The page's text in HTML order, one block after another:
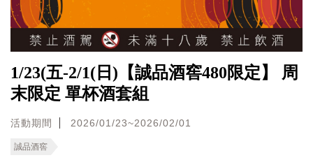
1/23(五-2/1(日)【誠品酒窖480限定】 周
末限定 單杯酒套組
活動期間 2026/01/23~2026/02/01
誠品酒窖